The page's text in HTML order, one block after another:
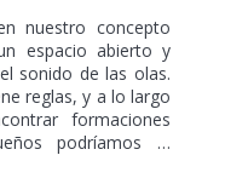
nuestro concepto
espacio abierto y
sonido de las olas.
reglas, y a lo largo
formaciones
podríamos …